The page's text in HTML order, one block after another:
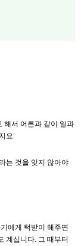
해서 어른과 같이 일과
요.
라는 것을 잊지 않아야
에게 턱받이 해주면
계십니다. 그 때부터